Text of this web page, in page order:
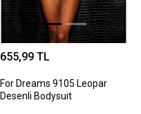
655,99 TL
For Dreams 9105 Leopar
Desenli Bodysuit